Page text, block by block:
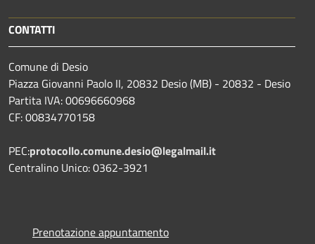
CONTATTI
Comune di Desio
Piazza Giovanni Paolo II, 20832 Desio (MB) - 20832 - Desio
Partita IVA: 00696660968
CF: 00834770158
PEC:protocollo.comune.desio@legalmail.it
Centralino Unico: 0362-3921
Prenotazione appuntamento